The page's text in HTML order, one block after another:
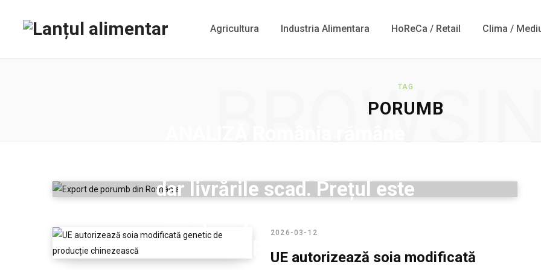
Agricultura Industria Alimentara HoReCa / Retail Clima /
TAG
PORUMB
dar livrările scad. Prețul este
europeană
2026-03-12
UE autorizează soia modificată